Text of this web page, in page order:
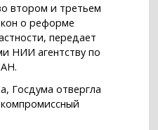
втором и третьем
о реформе
передает
НИИ агентству по
Госдума отвергла